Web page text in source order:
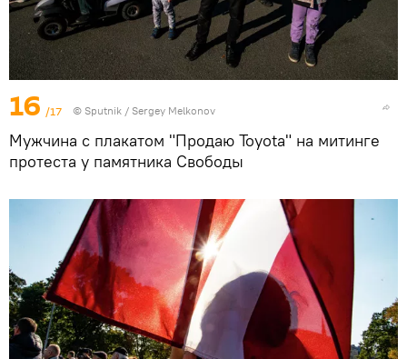
16 /17 © Sputnik / Sergey Melkonov
Мужчина с плакатом "Продаю Toyota" на митинге
протеста у памятника Свободы